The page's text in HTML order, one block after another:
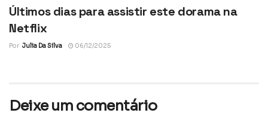
Últimos dias para assistir este dorama na
Netflix
Por Julia Da Silva 06/12/2025
Deixe um comentário